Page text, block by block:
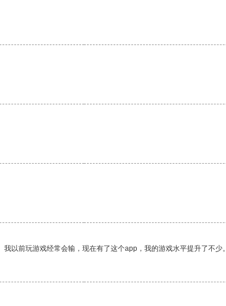
以前玩游戏经常会输，现在有了这个app，我的游戏水平提升了不少。